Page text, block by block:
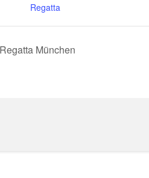
Regatta
München